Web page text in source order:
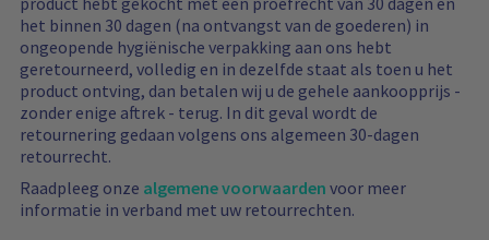
het binnen 30 dagen (na ontvangst van de goederen) in
ongeopende hygiënische verpakking aan ons hebt
geretourneerd, volledig en in dezelfde staat als toen u het
product ontving, dan betalen wij u de gehele aankoopprijs -
zonder enige aftrek - terug. In dit geval wordt de
retournering gedaan volgens ons algemeen 30-dagen
retourrecht.
Raadpleeg onze algemene voorwaarden voor meer
informatie in verband met uw retourrechten.